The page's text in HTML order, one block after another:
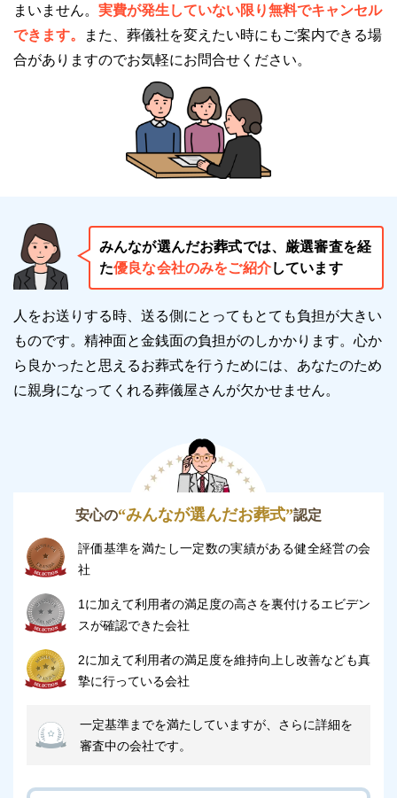
親族控え室
シャワー室
上記の設備を含め斎場内の全ての設備を自由に利用で
会食室があります
会席室は木目調・白を基調とした清潔感と温もりを感
じられる空間で、通夜振る舞い・精進落としでご利用
いただけます。
着席36名様・立食65名様のおもてなしが可能で、あ
他の飲食店を予約せずに済むので、準備の手間を減ら
すことが可能です。
貸切でご利用いただけるので、親しい方々と故人様と
の思い出を振り返りながらゆったりとお食事をいただ
けます。
お料理は、葬儀プランにオプションとして追加するこ
とで手配可能です。
にぎり寿司や会席料理など豊富なメニューの中からお
好みや季節に応じて選択できます。
授乳スペースがあります
西葛西セレモニーホールは、
まいません。 実費が発生していない限り無料でキャンセル
できます。
また、葬儀社を変えたい時にもご案内できる場
合がありますのでお気軽にお問合せください。
みんなが選んだお葬式では、厳選審査を経
た優良な会社のみをご紹介しています
人をお送りする時、送る側にとってもとても負担が大きい
ものです。精神面と金銭面の負担がのしかかります。 心か
ら良かったと思えるお葬式を行うためには、あなたのため
に親身になってくれる葬儀屋さんが欠かせません。
安心の“みんなが選んだお葬式”認定
評価基準を満たし一定数の実績がある健全経営の会
社
1に加えて利用者の満足度の高さを裏付けるエビデン
スが確認できた会社
2に加えて利用者の満足度を維持向上し改善なども真
摯に行っている会社
一定基準までを満たしていますが、さらに詳細を
審査中の会社です。